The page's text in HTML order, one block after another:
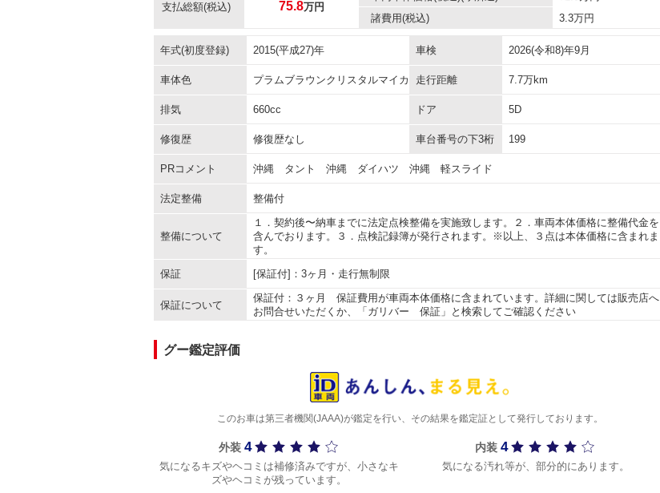
支払総額(税込) 75.8万円
諸費用(税込) 3.3万円
年式(初度登録) 2015(平成27)年 車検 2026(令和8)年9月
車体色 プラムブラウンクリスタルマイカ 走行距離 7.7万km
排気 660cc ドア 5D
修復歴 修復歴なし 車台番号の下3桁 199
PRコメント 沖縄 タント 沖縄 ダイハツ 沖縄 軽スライド
法定整備 整備付
整備について
１．契約後〜納車までに法定点検整備を実施致します。２．車両本体価格に整備代金を
含んでおります。３．点検記録簿が発行されます。※以上、３点は本体価格に含まれま
す。
保証
[保証付]：3ヶ月・走行無制限
保証について
保証付：３ヶ月 保証費用が車両本体価格に含まれています。詳細に関しては販売店へ
お問合せいただくか、「ガリバー 保証」と検索してご確認ください
グー鑑定評価
このお車は第三者機関(JAAA)が鑑定を行い、その結果を鑑定証として発行しております。
外装 4
気になるキズやヘコミは補修済みですが、小さなキ
ズやヘコミが残っています。
内装 4
気になる汚れ等が、部分的にあります。